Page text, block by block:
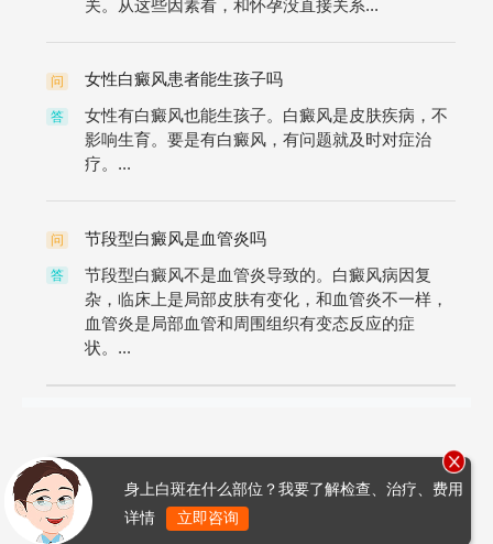
关。从这些因素看，和怀孕没直接关系...
问 女性白癜风患者能生孩子吗
答
女性有白癜风也能生孩子。白癜风是皮肤疾病，不
影响生育。要是有白癜风，有问题就及时对症治
疗。...
问 节段型白癜风是血管炎吗
答
节段型白癜风不是血管炎导致的。白癜风病因复
杂，临床上是局部皮肤有变化，和血管炎不一样，
血管炎是局部血管和周围组织有变态反应的症
状。...
身上白斑在什么部位？我要了解检查、治疗、费用
详情
立即咨询